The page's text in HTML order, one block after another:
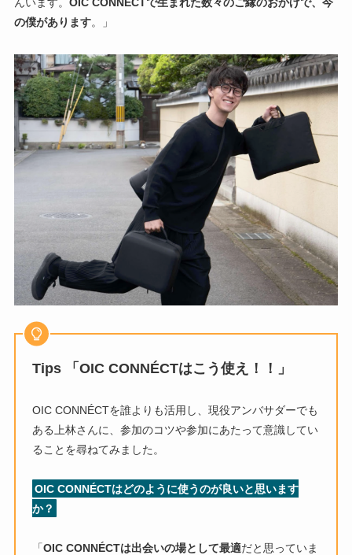
の僕があります。」
Tips 「OIC CONNÉCTはこう使え！！」
OIC CONNÉCTを誰よりも活用し、現役アンバサダーでも
ある上林さんに、参加のコツや参加にあたって意識してい
ることを尋ねてみました。
OIC CONNÉCTはどのように使うのが良いと思います
か？
「OIC CONNÉCTは出会いの場として最適だと思っていま